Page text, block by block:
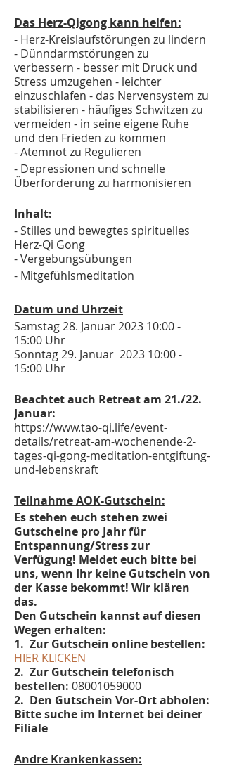
Das Herz-Qigong kann helfen:
- Herz-Kreislaufstörungen zu lindern
- Dünndarmstörungen zu
verbessern - besser mit Druck und
Stress umzugehen - leichter
einzuschlafen - das Nervensystem zu
stabilisieren - häufiges Schwitzen zu
vermeiden - in seine eigene Ruhe
und den Frieden zu kommen
- Atemnot zu Regulieren
- Depressionen und schnelle
Überforderung zu harmonisieren
Inhalt:
- Stilles und bewegtes spirituelles
Herz-Qi Gong
- Vergebungsübungen
- Mitgefühlsmeditation
Datum und Uhrzeit
Samstag 28. Januar 2023 10:00 -
15:00 Uhr
Sonntag 29. Januar 2023 10:00 -
15:00 Uhr
Beachtet auch Retreat am 21./22.
Januar:
https://www.tao-qi.life/event-
details/retreat-am-wochenende-2-
tages-qi-gong-meditation-entgiftung-
und-lebenskraft
Teilnahme AOK-Gutschein:
Es stehen euch stehen zwei
Gutscheine pro Jahr für
Entspannung/Stress zur
Verfügung! Meldet euch bitte bei
uns, wenn Ihr keine Gutschein von
der Kasse bekommt! Wir klären
das.
Den Gutschein kannst auf diesen
Wegen erhalten:
1. Zur Gutschein online bestellen:
HIER KLICKEN
2. Zur Gutschein telefonisch
bestellen: 08001059000
2. Den Gutschein Vor-Ort abholen:
Bitte suche im Internet bei deiner
Filiale
Andre Krankenkassen: